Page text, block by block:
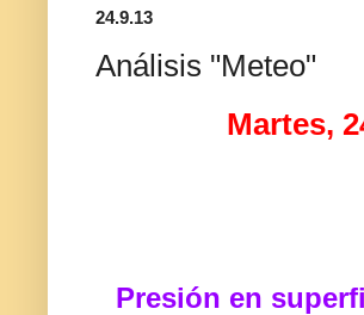
24.9.13
Análisis "Meteo"
Martes,
Presión en